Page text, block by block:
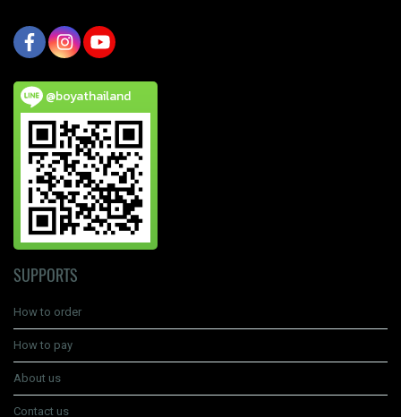
@boyathailand
SUPPORTS
How to order
How to pay
About us
Contact us